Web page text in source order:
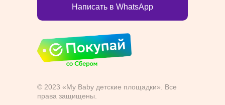
© 2023 «My Baby детские площадки». Все
права защищены.
Написать в WhatsApp